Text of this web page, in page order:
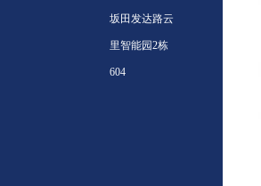
坂田发达路云
里智能园2栋
604